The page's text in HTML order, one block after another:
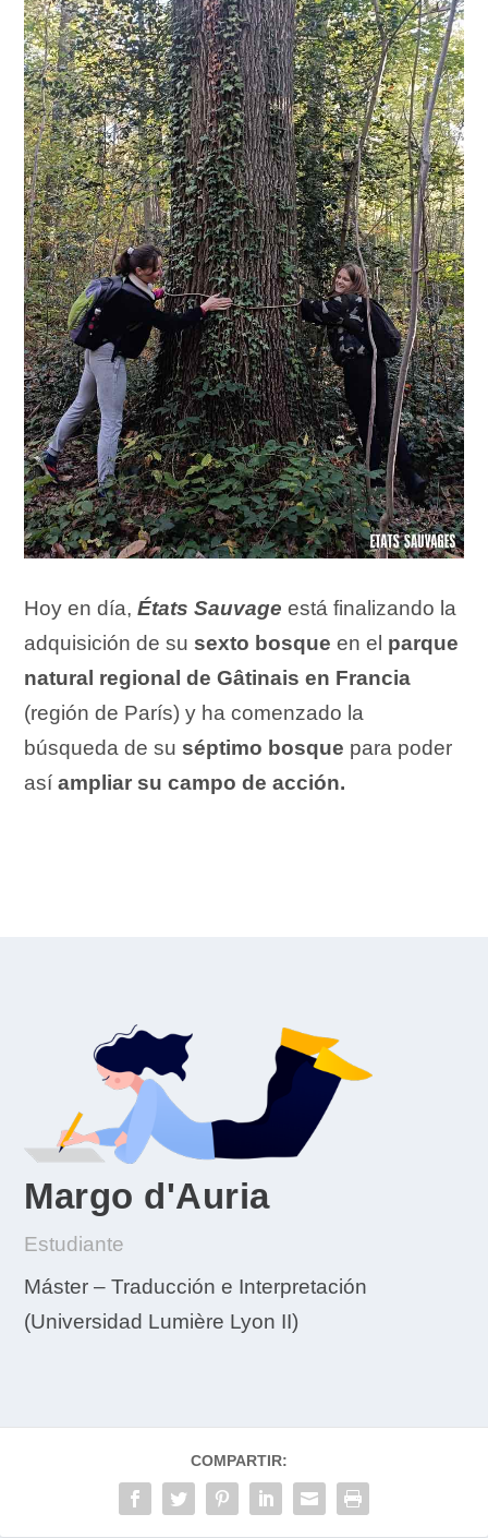
Hoy en día,États Sauvage está finalizando la
adquisición de su sexto bosque en el parque
natural regional de Gâtinais en Francia
(región de París) y ha comenzado la
búsqueda de su séptimo bosque para poder
asíampliar su campo de acción.
Margo d'Auria
Estudiante
Máster – Traducción e Interpretación
(Universidad Lumière Lyon II)
COMPARTIR: